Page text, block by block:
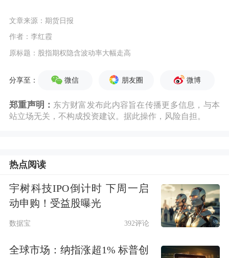
文章来源：期货日报
作者：李红霞
原标题：股指期权隐含波动率大幅走高
分享至： 微信 朋友圈 微博
郑重声明： 东方财富发布此内容旨在传播更多信息，与本
站立场无关，不构成投资建议。据此操作，风险自担。
热点阅读
宇树科技IPO倒计时 下周一启
动申购！受益股曝光
数据宝 392评论
全球市场：纳指涨超1% 标普创